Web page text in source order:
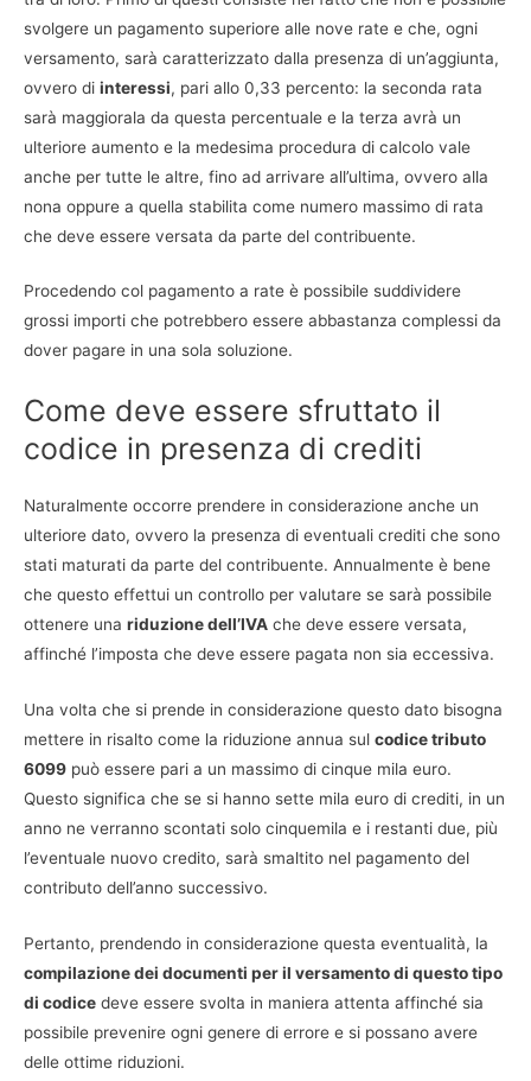
svolgere un pagamento superiore alle nove rate e che, ogni
versamento, sarà caratterizzato dalla presenza di un’aggiunta,
ovvero di interessi, pari allo 0,33 percento: la seconda rata
sarà maggiorala da questa percentuale e la terza avrà un
ulteriore aumento e la medesima procedura di calcolo vale
anche per tutte le altre, fino ad arrivare all’ultima, ovvero alla
nona oppure a quella stabilita come numero massimo di rata
che deve essere versata da parte del contribuente.
Procedendo col pagamento a rate è possibile suddividere
grossi importi che potrebbero essere abbastanza complessi da
dover pagare in una sola soluzione.
Come deve essere sfruttato il
codice in presenza di crediti
Naturalmente occorre prendere in considerazione anche un
ulteriore dato, ovvero la presenza di eventuali crediti che sono
stati maturati da parte del contribuente. Annualmente è bene
che questo effettui un controllo per valutare se sarà possibile
ottenere una riduzione dell’IVA che deve essere versata,
affinché l’imposta che deve essere pagata non sia eccessiva.
Una volta che si prende in considerazione questo dato bisogna
mettere in risalto come la riduzione annua sul codice tributo
6099 può essere pari a un massimo di cinque mila euro.
Questo significa che se si hanno sette mila euro di crediti, in un
anno ne verranno scontati solo cinquemila e i restanti due, più
l’eventuale nuovo credito, sarà smaltito nel pagamento del
contributo dell’anno successivo.
Pertanto, prendendo in considerazione questa eventualità, la
compilazione dei documenti per il versamento di questo tipo
di codice deve essere svolta in maniera attenta affinché sia
possibile prevenire ogni genere di errore e si possano avere
delle ottime riduzioni.